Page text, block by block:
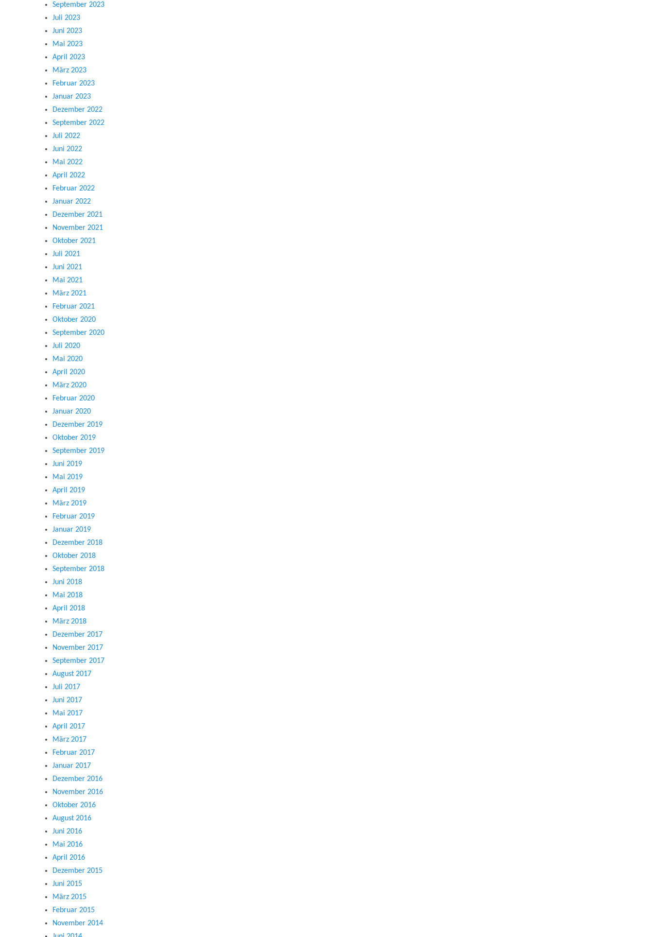
September 2023
Juli 2023
Juni 2023
Mai 2023
April 2023
März 2023
Februar 2023
Januar 2023
Dezember 2022
September 2022
Juli 2022
Juni 2022
Mai 2022
April 2022
Februar 2022
Januar 2022
Dezember 2021
November 2021
Oktober 2021
Juli 2021
Juni 2021
Mai 2021
März 2021
Februar 2021
Oktober 2020
September 2020
Juli 2020
Mai 2020
April 2020
März 2020
Februar 2020
Januar 2020
Dezember 2019
Oktober 2019
September 2019
Juni 2019
Mai 2019
April 2019
März 2019
Februar 2019
Januar 2019
Dezember 2018
Oktober 2018
September 2018
Juni 2018
Mai 2018
April 2018
März 2018
Dezember 2017
November 2017
September 2017
August 2017
Juli 2017
Juni 2017
Mai 2017
April 2017
März 2017
Februar 2017
Januar 2017
Dezember 2016
November 2016
Oktober 2016
August 2016
Juni 2016
Mai 2016
April 2016
Dezember 2015
Juni 2015
März 2015
Februar 2015
November 2014